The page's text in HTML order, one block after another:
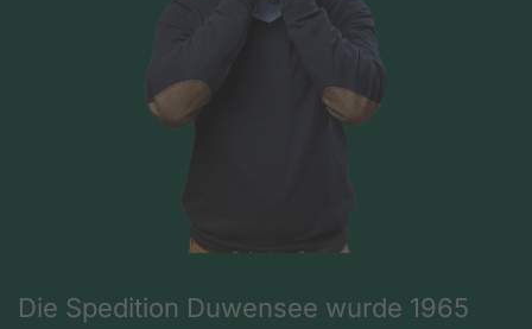
Die Spedition Duwensee wurde 1965